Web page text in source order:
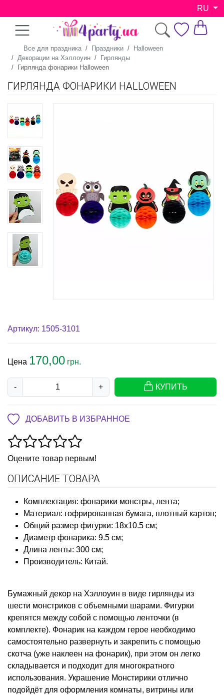
RU
Все для праздника Праздники
Halloween
Декорации на Хэллоуин
Гирлянды
Гирлянда фонарики Halloween
ГИРЛЯНДА ФОНАРИКИ HALLOWEEN
Артикул: 1505-3101
Цена 170,00 грн.
- + КУПИТЬ
ДОБАВИТЬ В ИЗБРАННОЕ
Оцените товар первым!
ОПИСАНИЕ ТОВАРА
Комплектация: фонарики монстры, лента;
Материал: гофрированная бумага, плотный картон;
Общий размер фигурки: 18х10.5 см;
Диаметр фонарика: 9.5 см;
Длина ленты: 300 см;
Производитель: Китай.
Бумажный декор на Хэллоуин в виде гирлянды из
шести монстриков с объемными шарами. Фигурки
крепятся между собой с помощью ленточки (в
комплекте). Фонарик на каждом герое необходимо
самостоятельно развернуть и закрепить с помощью
скотча (уже наклеен на фонарик), при этом он легко
складывается и подходит для многократного
использования. Украшение Монстирики отлично
подойдёт для оформления комнаты, витрины или